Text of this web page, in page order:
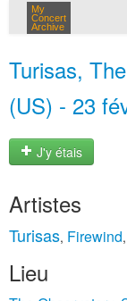
My
Concert
Archive
Turisas,
(US) - 23
J'y étais
Artistes
Turisas, Firewind,
Lieu